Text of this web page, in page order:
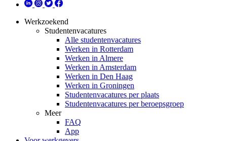
Werkzoekend
Studentenvacatures
Alle studentenvacatures
Werken in Rotterdam
Werken in Almere
Werken in Amsterdam
Werken in Den Haag
Werken in Groningen
Studentenvacatures per plaats
Studentenvacatures per beroepsgroep
Meer
FAQ
App